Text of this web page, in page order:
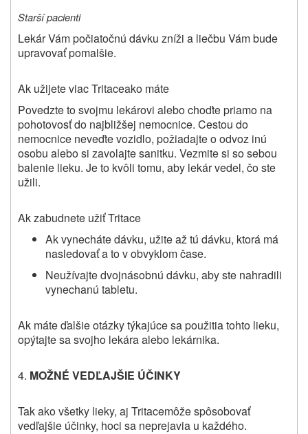
Starší pacienti
Lekár Vám počiatočnú dávku zníži a liečbu Vám bude
upravovať pomalšie.
Ak užijete viacTritaceako máte
Povedzte to svojmu lekárovi alebo choďte priamo na
pohotovosť do najbližšej nemocnice. Cestou do
nemocnice neveďte vozidlo, požiadajte o odvoz inú
osobu alebo si zavolajte sanitku. Vezmite si so sebou
balenie lieku. Je to kvôli tomu, aby lekár vedel, čo ste
užili.
Ak zabudnete užiťTritace
Ak vynecháte dávku, užite až tú dávku, ktorá má
nasledovať a to v obvyklom čase.
Neužívajte dvojnásobnú dávku, aby ste nahradili
vynechanú tabletu.
Ak máte ďalšie otázky týkajúce sa použitia tohto lieku,
opýtajte sa svojho lekára alebo lekárnika.
4. MOŽNÉ VEDĽAJŠIE ÚČINKY
Tak ako všetky lieky, aj Tritacemôže spôsobovať
vedľajšie účinky, hoci sa neprejavia u každého.